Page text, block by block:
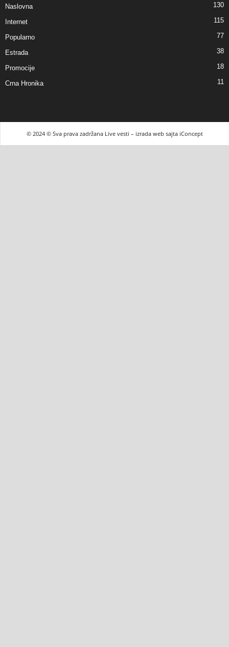
Naslovna 130
Internet 115
Popularno 77
Estrada 38
Promocije 18
Crna Hronika 11
© 2024 © Sva prava zadržana Live vesti – izrada web sajta iConcept